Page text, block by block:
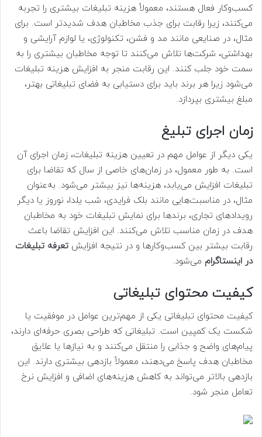
کسب‌وکار فعال هستند، معمولاً هزینه تبلیغات بیشتری را تجربه
می‌کنند، زیرا رقابت برای جذب مخاطبان هدف شدیدتر است. برای
مثال، در صنایعی مانند مد و فشن، تکنولوژی، یا لوازم آرایشی و
بهداشتی، شرکت‌ها تلاش می‌کنند تا توجه مخاطبان بیشتری را به
سمت خود جلب کنند. این رقابت منجر به افزایش هزینه تبلیغات
می‌شود زیرا هر برند باید برای دستیابی به فضای تبلیغاتی بهتر،
مبلغ بیشتری بپردازد.
زمان اجرای تبلیغ
یکی دیگر از عوامل مهم در تعیین هزینه تبلیغات، زمان اجرای آن
است. به طور معمول، در زمان‌های خاصی از سال که تقاضا برای
تبلیغات افزایش می‌یابد، هزینه‌ها نیز بیشتر می‌شود. به‌عنوان
مثال، در مناسبت‌هایی مانند بلک فرایدی، شب یلدا، نوروز یا دیگر
رویدادهای تجاری، برندها برای نمایش تبلیغات خود به مخاطبان
هدف در زمان مناسب تلاش می‌کنند. این افزایش تقاضا باعث
رقابت بیشتر بین کسب‌وکارها و در نتیجه افزایش تعرفه تبلیغات
در اینستاگرام می‌شود.
کیفیت محتوای تبلیغاتی
کیفیت محتوای تبلیغاتی یکی از مهم‌ترین عوامل در موفقیت یا
شکست یک کمپین است. تبلیغاتی که طراحی بصری حرفه‌ای دارند،
پیام‌های واضح و جذابی را منتقل می‌کنند و به نیازها یا علایق
مخاطبان هدف پاسخ می‌دهند، معمولاً بازدهی بیشتری دارند. این
بازدهی بالاتر می‌تواند به کاهش هزینه‌های اضافی و افزایش نرخ
تعامل منجر شود.